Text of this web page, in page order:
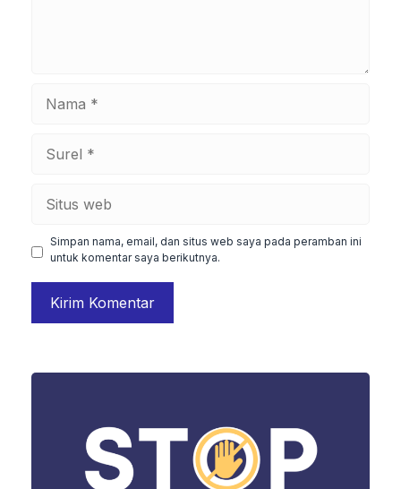
Simpan nama, email, dan situs web saya pada peramban ini
untuk komentar saya berikutnya.